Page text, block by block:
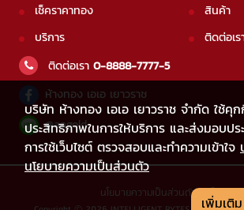
บริษัท ห้างทอง เอเอ เยาวราช จำกัด ใช้คุ
ประสิทธิภาพในการให้บริการ และส่งมอบป
การใช้เว็บไซต์ ตรวจสอบและทำความเข้าใจ
นโยบายความเป็นส่วนตัว
เพิ่มเติม
เช็คราคาทอง
บริการ
สินค้า
ติดต่อเร
ติดต่อเรา 0-8888-7777-5
ห้างทอง เอเอ เยาวราช
@aagold
นโยบายความเป็นส่วนตัว|นโยบาย